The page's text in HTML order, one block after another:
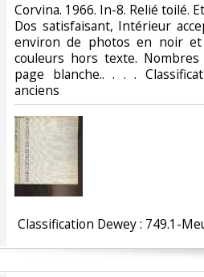
‎Corvina. 1966. In-8. Relié toilé.
Dos satisfaisant, Intérieur
environ de photos en noir
couleurs hors texte.
page blanche.. . . .
anciens‎
Classification Dewey : 749.1-